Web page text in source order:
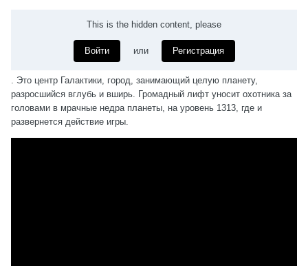
This is the hidden content, please
Войти или Регистрация
. Это центр Галактики, город, занимающий целую планету,
разросшийся вглубь и вширь. Громадный лифт уносит охотника за
головами в мрачные недра планеты, на уровень 1313, где и
развернется действие игры.